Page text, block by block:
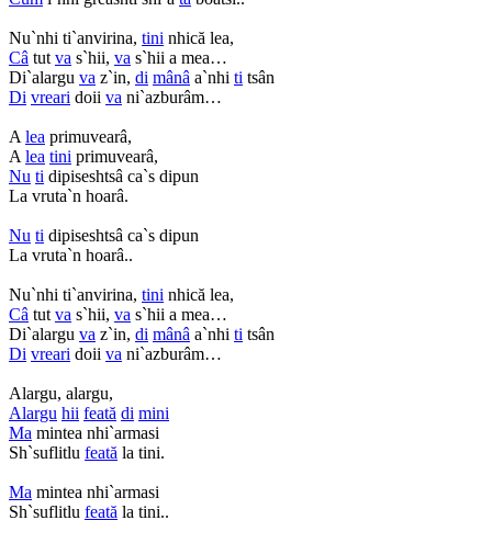
Nu`nhi ti`anvirina, tini nhică lea,
Câ tut va s`hii, va s`hii a mea…
Di`alargu va z`in, di mânâ a`nhi ti tsân
Di vreari doii va ni`azburâm…
A lea primuvearâ,
A lea tini primuvearâ,
Nu ti dipiseshtsâ ca`s dipun
La vruta`n hoarâ.
Nu ti dipiseshtsâ ca`s dipun
La vruta`n hoarâ..
Nu`nhi ti`anvirina, tini nhică lea,
Câ tut va s`hii, va s`hii a mea…
Di`alargu va z`in, di mânâ a`nhi ti tsân
Di vreari doii va ni`azburâm…
Alargu, alargu,
Alargu hii feată di mini
Ma mintea nhi`armasi
Sh`suflitlu feată la tini.
Ma mintea nhi`armasi
Sh`suflitlu feată la tini..